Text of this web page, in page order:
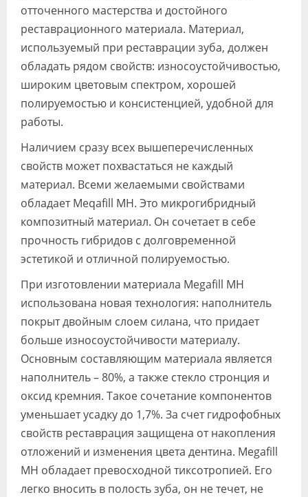
отточенного мастерства и достойного
реставрационного мате­риала. Материал,
используемый при реставрации зуба, должен
обладать рядом свойств: износоустойчивостью,
широким цветовым спектром, хорошей
полируемостью и консистенцией, удоб­ной для
работы.
Наличием сразу всех вышеперечис­ленных
свойств может похвастаться не каждый
материал. Всеми желаемыми свойствами
обладает Meqafill MH. Это микрогибридный
композитный мате­риал. Он сочетает в себе
прочность ги­бридов с долговременной
эстетикой и отличной полируемостью.
При изготовлении материала Megafill MH
использована новая техно­логия: наполнитель
покрыт двойным слоем силана, что придает
больше изно­соустойчивости материалу.
Основным составляющим материала является
на­полнитель – 80%, а также стекло строн­ция и
оксид кремния. Такое сочетание компонентов
уменьшает усадку до 1,7%. За счет гидрофобных
свойств реставра­ция защищена от накопления
отложений и изменения цвета дентина. Megafill
MH обладает превосходной тиксотропией. Его
легко вносить в полость зуба, он не течет, не